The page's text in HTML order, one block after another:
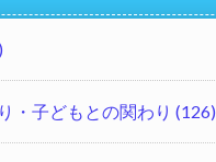
・子どもとの関わり (126)